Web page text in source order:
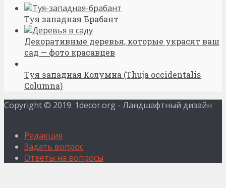
Туя западная Брабант
Декоративные деревья, которые украсят ваш
сад — фото красавцев
Туя западная Колумна (Thuja occidentalis
Columna)
Copyright © 2019. 1decor.org - Ландшафтный дизайн
Редакция
Задать вопрос
Ответы на вопросы